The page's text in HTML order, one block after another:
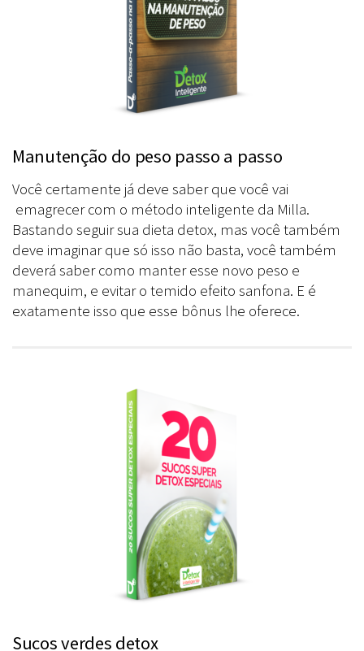
Manutenção do peso passo a passo
Você certamente já deve saber que você vai
emagrecer com o método inteligente da Milla.
Bastando seguir sua dieta detox, mas você também
deve imaginar que só isso não basta, você também
deverá saber como manter esse novo peso e
manequim, e evitar o temido efeito sanfona. E é
exatamente isso que esse bônus lhe oferece.
Sucos verdes detox